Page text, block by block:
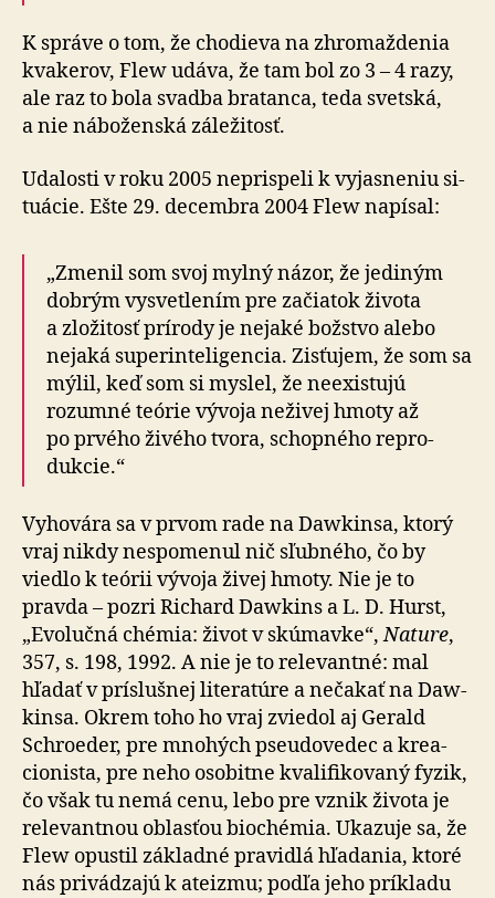
K správe o tom, že chodieva na zhro­maž­denia
kvakerov, Flew udáva, že tam bol zo 3 – 4 razy,
ale raz to bola svadba bra­tanca, teda svetská,
a nie ná­bo­žen­ská zá­le­ži­tosť.
Udalosti v roku 2005 neprispeli k vy­jas­neniu si­
tu­á­cie. Ešte 29. de­cembra 2004 Flew napísal:
„Zmenil som svoj mylný názor, že jediným
dobrým vy­svet­le­ním pre za­čiatok života
a zlo­ži­tosť prí­rody je nejaké božstvo alebo
nejaká su­per­in­te­li­gencia. Zisťujem, že som sa
mýlil, keď som si myslel, že neexistujú
rozumné teórie vývoja ne­živej hmoty až
po prvého živého tvora, schopného repro­
dukcie.“
Vyhovára sa v prvom rade na Dawkinsa, ktorý
vraj nikdy nespo­menul nič sľubného, čo by
viedlo k teórii vývoja živej hmoty. Nie je to
pravda – pozri Richard Dawkins a L. D. Hurst,
„Evolučná chémia: život v skú­mavke“,Nature,
357, s. 198, 1992. A nie je to re­le­van­tné: mal
hľadať v príslušnej li­te­ra­túre a ne­ča­kať na Daw­
kinsa. Okrem toho ho vraj zviedol aj Gerald
Schroeder, pre mno­hých pseudo­vedec a kre­a­
cio­nista, pre neho osobitne kva­li­fi­ko­vaný fyzik,
čo však tu nemá cenu, lebo pre vznik života je
re­le­van­tnou oblasťou bio­chémia. Ukazuje sa, že
Flew opustil základné pra­vidlá hľa­da­nia, ktoré
nás pri­vá­dzajú k ateizmu; podľa jeho príkladu